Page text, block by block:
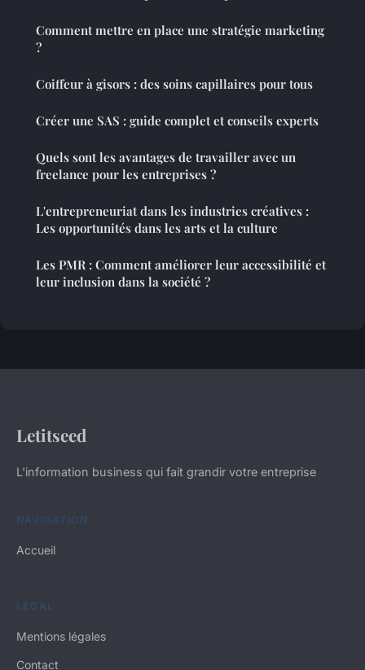
Comment mettre en place une stratégie marketing
?
Coiffeur à gisors : des soins capillaires pour tous
Créer une SAS : guide complet et conseils experts
Quels sont les avantages de travailler avec un
freelance pour les entreprises ?
L'entrepreneuriat dans les industries créatives :
Les opportunités dans les arts et la culture
Les PMR : Comment améliorer leur accessibilité et
leur inclusion dans la société ?
Letitseed
L'information business qui fait grandir votre entreprise
NAVIGATION
Accueil
LÉGAL
Mentions légales
Contact